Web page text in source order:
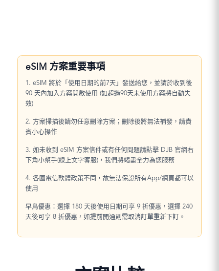
eSIM 方案重要事項
1. eSIM 將於「使用日期的前7天」發送給您，並請於收到後
90 天內加入方案開啟使用 (如超過90天未使用方案將自動失
效)
2. 方案掃描後請勿任意刪除方案；刪除後將無法補發，請貴
賓小心操作
3. 如未收到 eSIM 方案信件或有任何問題請點擊 DJB 官網右
下角小幫手(線上文字客服)，我們將竭盡全力為您服務
4. 各國電信軟體政策不同，故無法保證所有App/網頁都可以
使用
早鳥優惠：選擇 180 天後使用日期可享 9 折優惠，選擇 240
天後可享 8 折優惠，如提前開通則需取消訂單重新下訂。